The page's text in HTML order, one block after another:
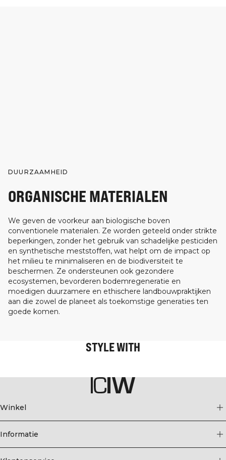
DUURZAAMHEID
ORGANISCHE MATERIALEN
We geven de voorkeur aan biologische boven
conventionele materialen. Ze worden geteeld onder strikte
beperkingen, zonder het gebruik van schadelijke pesticiden
en synthetische meststoffen, wat helpt om de impact op
het milieu te minimaliseren en de biodiversiteit te
beschermen. Ze ondersteunen ook gezondere
ecosystemen, bevorderen bodemregeneratie en
moedigen duurzamere en ethischere landbouwpraktijken
aan die zowel de planeet als toekomstige generaties ten
goede komen.
STYLE WITH
Winkel
Informatie